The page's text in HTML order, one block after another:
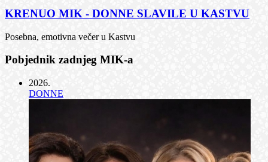
KRENUO MIK - DONNE SLAVILE U KASTVU
Posebna, emotivna večer u Kastvu
Pobjednik zadnjeg MIK-a
2026.
DONNE